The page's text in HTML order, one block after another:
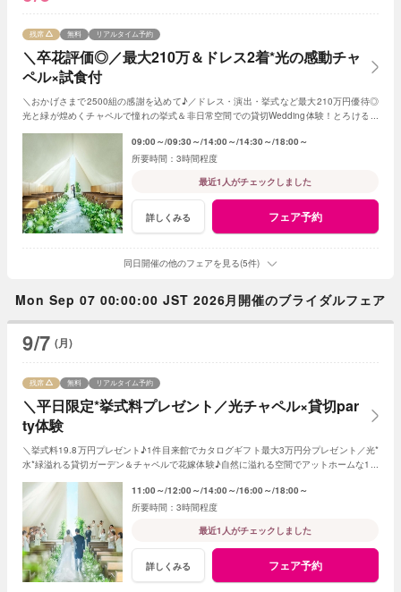
＼卒花評価◎／最大210万＆ドレス2着*光の感動チャ
ペル×試食付
残席 無料 リアルタイム予約
＼おかげさまで2500組の感謝を込めて♪／ドレス・演出・挙式など最大210万円優待◎
光と緑が煌めくチャペルで憧れの挙式＆非日常空間での貸切Wedding体験！とろける和
09:00～ 09:30～ 14:00～ 14:30～ 18:00～
3時間程度
最近1人がチェックしました
詳しくみる フェア予約
同日開催の他のフェアを見る(5件)
Mon Sep 07 00:00:00 JST 2026月開催のブライダルフェア
9/7 (月)
＼平日限定*挙式料プレゼント／光チャペル×貸切par
ty体験
残席 無料 リアルタイム予約
＼挙式料19.8万円プレゼント♪1件目来館でカタログギフト最大3万円分プレゼント／光*
水*緑溢れる貸切ガーデン＆チャペルで花嫁体験♪自然に溢れる空間でアットホームな1日
11:00～ 12:00～ 14:00～ 16:00～ 18:00～
3時間程度
最近1人がチェックしました
詳しくみる フェア予約